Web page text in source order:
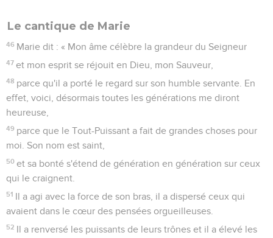
Le cantique de Marie
46 Marie dit : « Mon âme célèbre la grandeur du Seigneur
47 et mon esprit se réjouit en Dieu, mon Sauveur,
48 parce qu'il a porté le regard sur son humble servante. En
effet, voici, désormais toutes les générations me diront
heureuse,
49 parce que le Tout-Puissant a fait de grandes choses pour
moi. Son nom est saint,
50 et sa bonté s'étend de génération en génération sur ceux
qui le craignent.
51 Il a agi avec la force de son bras, il a dispersé ceux qui
avaient dans le cœur des pensées orgueilleuses.
52 Il a renversé les puissants de leurs trônes et il a élevé les